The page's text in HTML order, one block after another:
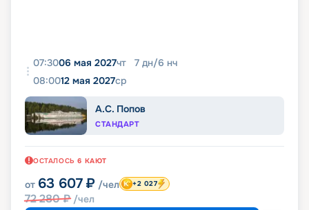
07:3006 мая 2027чт 7 дн/6 нч
08:0012 мая 2027ср
А.С. Попов
СТАНДАРТ
ОСТАЛОСЬ 6 КАЮТ
от 63 607 ₽ /чел
72 280₽ /чел
+2 027